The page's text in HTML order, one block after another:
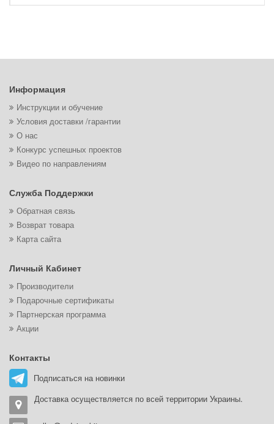
Информация
Инструкции и обучение
Условия доставки /гарантии
О нас
Конкурс успешных проектов
Видео по направлениям
Служба Поддержки
Обратная связь
Возврат товара
Карта сайта
Личный Кабинет
Производители
Подарочные сертификаты
Партнерская программа
Акции
Контакты
Подписаться на новинки
Доставка осуществляется по всей территории Украины.